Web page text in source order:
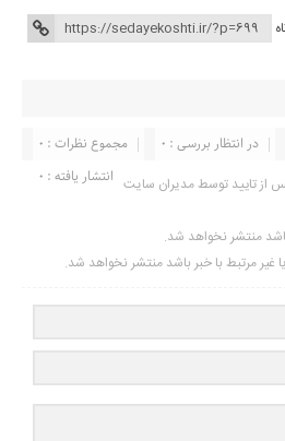
مجموع نظرات : 0
در انتظار بررسی : 0
انتشار یافته : ۰ از تایید توسط مدیران سایت
منتشر نخواهد شد.
غیر مرتبط با خبر باشد منتشر نخواهد شد.